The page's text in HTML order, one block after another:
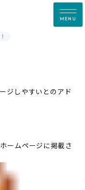
MENU
ジしやすいとのアド
ームページに掲載さ